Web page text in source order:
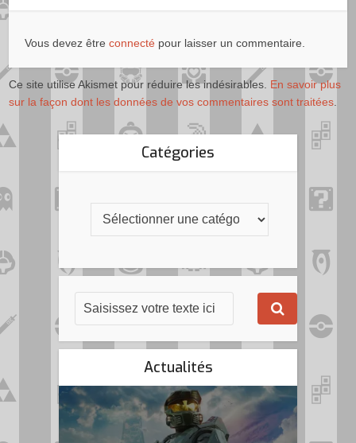
Vous devez êtreconnecté pour laisser un commentaire.
Ce site utilise Akismet pour réduire les indésirables. En savoir plus
sur la façon dont les données de vos commentaires sont traitées
Catégories
Actualités